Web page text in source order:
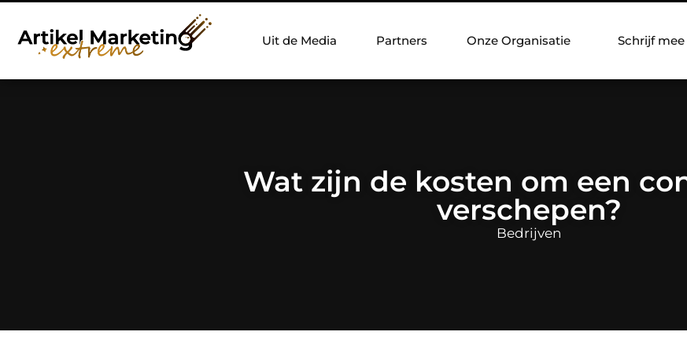
Uit de Media Partners Onze Organisatie Schrijf mee
Wat zijn de kosten om een
verschepen?
Bedrijven